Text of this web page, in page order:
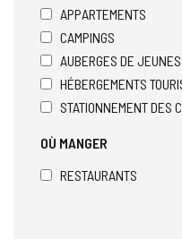
APPARTEMENTS
CAMPINGS
AUBERGES DE
HÉBERGEMENTS
STATIONNEMENT DES
OÙ MANGER
RESTAURANTS